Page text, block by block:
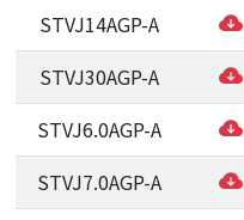
STVJ14AGP-A
STVJ30AGP-A
STVJ6.0AGP-A
STVJ7.0AGP-A